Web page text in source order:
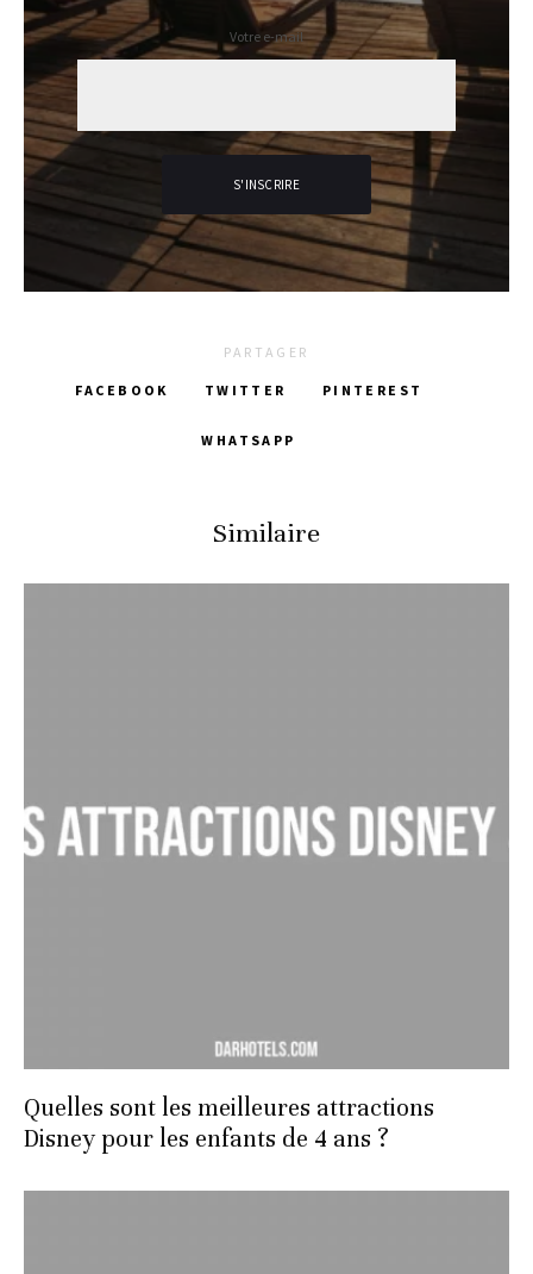
Votre e-mail
PARTAGER
FACEBOOK TWITTER PINTEREST
WHATSAPP
Similaire
Quelles sont les meilleures attractions
Disney pour les enfants de 4 ans ?